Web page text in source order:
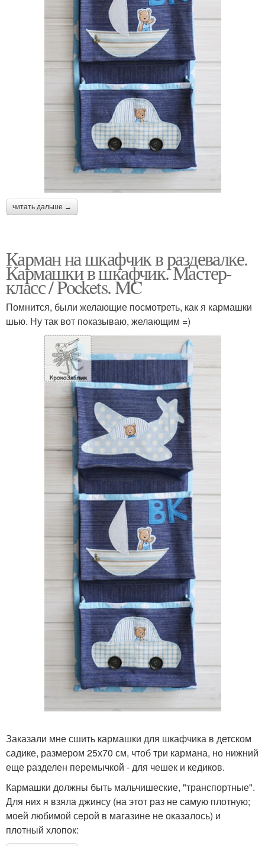
читать дальше →
Карман на шкафчик в раздевалке.
Кармашки в шкафчик. Мастер-
класс / Pockets. MC
Помнится, были желающие посмотреть, как я кармашки
шью. Ну так вот показываю, желающим =)
Заказали мне сшить кармашки для шкафчика в детском
садике, размером 25х70 см, чтоб три кармана, но нижний
еще разделен перемычкой - для чешек и кедиков.
Кармашки должны быть мальчишеские, "транспортные".
Для них я взяла джинсу (на этот раз не самую плотную;
моей любимой серой в магазине не оказалось) и
плотный хлопок: